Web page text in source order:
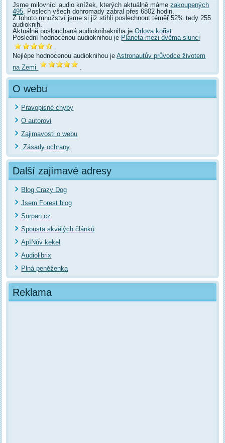
Jsme milovníci audio knížek, kterých aktuálně mámezakoupených
495 . Poslech všech dohromady zabral přes 6802 hodin.
Z tohoto množství jsme si již stihli poslechnout téměř 52% tedy 255
audioknih.
Aktuálně poslouchaná audioknihakniha jeOrlova kořist
Poslední hodnocenou audioknihou je Planeta mezi dvěma slunci
Nejlépe hodnocenou audioknihou jeAstronautův průvodce životem
na Zemi
O webu
Pravopisné chyby
O autorovi
Zajimavosti o webu
Zásady ochrany
Další zajímavé adresy
Blog Crazy Dog
Jsem Forest blog
Surpan.cz
Spousta skvělých článků
ApINův kekel
Audiolibrix
Plná peněženka
Reklama